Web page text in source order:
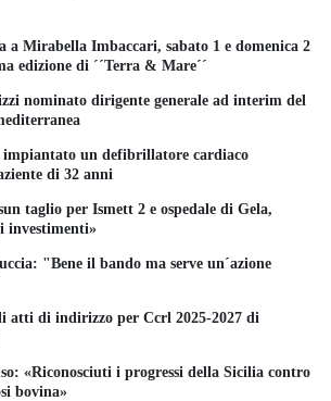
a Mirabella Imbaccari, sabato 1 e domenica 2
edizione di ´´Terra & Mare´´
nominato dirigente generale ad interim del
impiantato un defibrillatore cardiaco
di 32 anni
taglio per Ismett 2 e ospedale di Gela,
investimenti»
"Bene il bando ma serve un´azione
atti di indirizzo per Ccrl 2025-2027 di
«Riconosciuti i progressi della Sicilia contro
bovina»